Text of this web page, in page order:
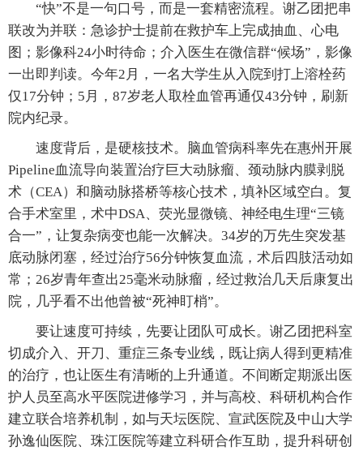
“快”不是一句口号，而是一套精密流程。谢乙团把串
联改为并联：急诊护士提前在救护车上完成抽血、心电
图；影像科24小时待命；介入医生在微信群“候场”，影像
一出即判读。今年2月，一名大学生从入院到打上溶栓药
仅17分钟；5月，87岁老人取栓血管再通仅43分钟，刷新
院内纪录。
速度背后，是硬核技术。脑血管病科率先在惠州开展
Pipeline血流导向装置治疗巨大动脉瘤、颈动脉内膜剥脱
术（CEA）和脑动脉搭桥等核心技术，填补区域空白。复
合手术室里，术中DSA、荧光显微镜、神经电生理“三镜
合一”，让复杂病变也能一次解决。34岁的万先生突发基
底动脉闭塞，经过治疗56分钟恢复血流，术后四肢活动如
常；26岁青年查出25毫米动脉瘤，经过救治几天后康复出
院，几乎看不出他曾被“死神盯梢”。
要让速度可持续，先要让团队可成长。谢乙团把科室
切成介入、开刀、重症三条专业线，既让病人得到更精准
的治疗，也让医生有清晰的上升通道。不间断定期派出医
护人员至高水平医院进修学习，并与高校、科研机构合作
建立联合培养机制，如与天坛医院、宣武医院及中山大学
孙逸仙医院、珠江医院等建立科研合作互助，提升科研创